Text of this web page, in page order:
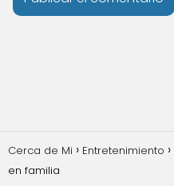
Cerca de Mi Entretenimiento
en familia